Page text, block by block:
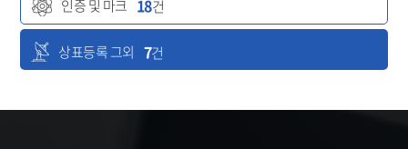
인증 및 마크 18건
상표등록 그외 7건